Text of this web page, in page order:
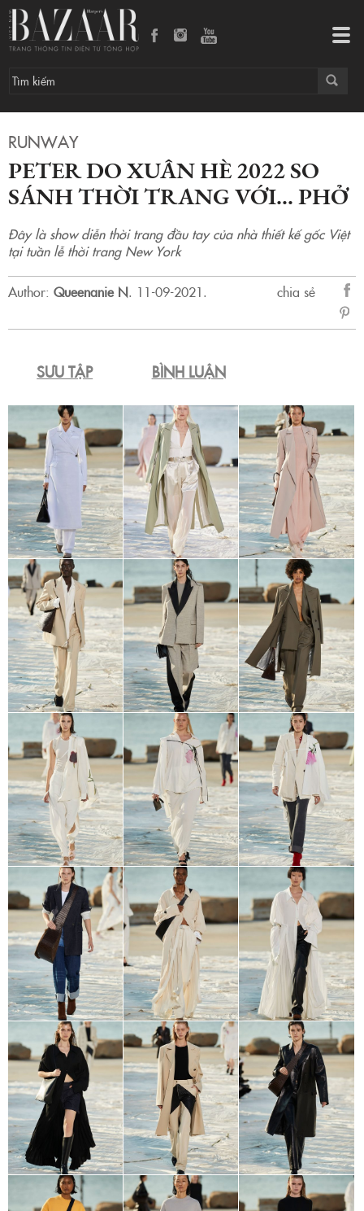
RUNWAY
PETER DO XUÂN HÈ 2022 SO
SÁNH THỜI TRANG VỚI… PHỞ
Đây là show diễn thời trang đầu tay của nhà thiết kế gốc Việt
tại tuần lễ thời trang New York
Author: Queenanie N. 11-09-2021.
chia sẻ
sẻ
SƯU TẬP BÌNH LUẬN
Peter Do Xuân Hè 2022 so sánh thời trang với… phở